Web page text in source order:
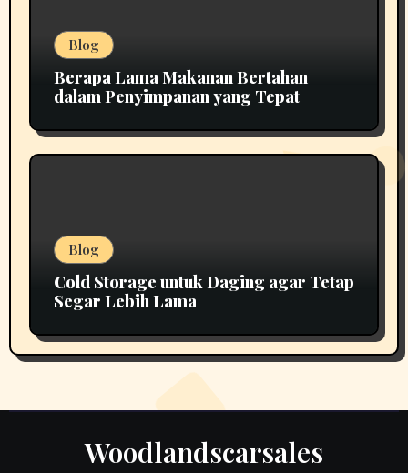
Blog
Berapa Lama Makanan Bertahan
dalam Penyimpanan yang Tepat
Blog
Cold Storage untuk Daging agar Tetap
Segar Lebih Lama
Woodlandscarsales